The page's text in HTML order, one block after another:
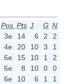
Pos. Pts J G N
3e 14 6 2 2
4e 20 10 3 1
6e 15 10 1 2
6e 8 10 0 0
6e 10 6 1 1